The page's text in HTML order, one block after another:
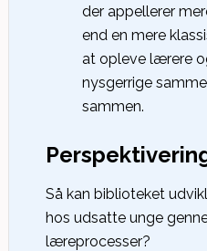
der appellerer
end en mere
at opleve lærere
nysgerrige
sammen.
Så kan biblioteket
hos udsatte unge
læreprocesser?